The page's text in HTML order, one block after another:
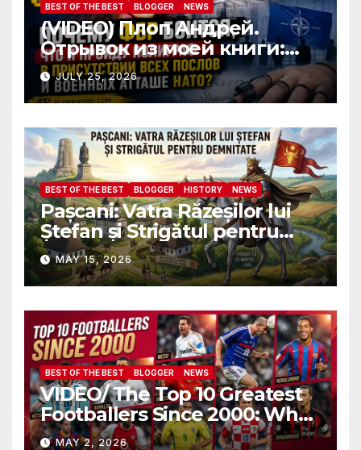
BEST OF THE BEST BLOGGER NEWS
(VIDEO) Плоп Андрей.
Отрывок из моей книги:
Почему ФБР боится, что я
пройду полиграф в
присутствии всех послов и
военных атташе НАТО?
JULY 25, 2026
BEST OF THE BEST BLOGGER HISTORY NEWS
Pașcani: Vatra Răzeșilor lui
Ștefan și Strigătul pentru
Demnitate în Fața
Amalgamării
MAY 15, 2026
BEST OF THE BEST BLOGGER NEWS
VIDEO/ The Top 10 Greatest
Footballers Since 2000: Who
Is Number One
MAY 2, 2026